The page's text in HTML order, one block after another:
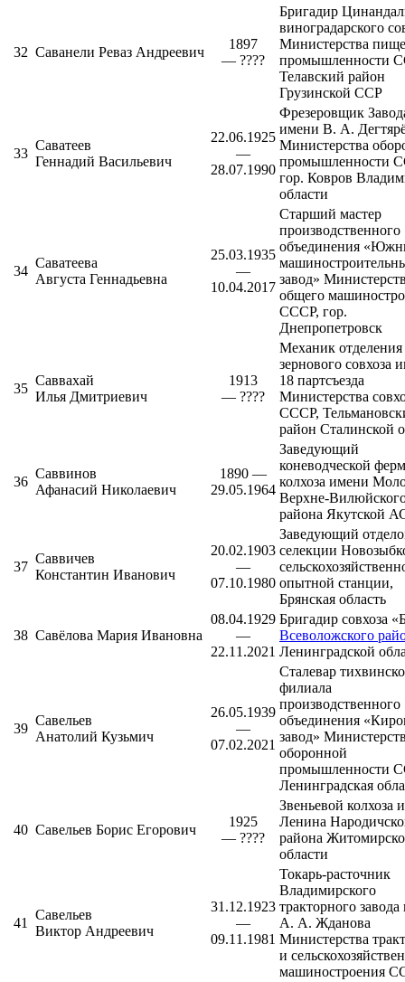
32 Саванели Реваз Андреевич
1897
— ????
Бригадир
виноградарского
Министерства
промышленности
Телавский район
Грузинской ССР
33
Саватеев
Геннадий Васильевич
22.06.1925
—
28.07.1990
Фрезеровщик
имени В. А.
Министерства
промышленности
гор. Ковров
области
34
Саватеева
Августа Геннадьевна
25.03.1935
—
10.04.2017
Старший мастер
производственного
объединения
завод»
общего
СССР, гор.
Днепропетровск
35
Саввахай
Илья Дмитриевич
1913
— ????
Механик отделения
зернового совхоза
18 партсъезда
Министерства
СССР,
район Сталинской
36
Саввинов
Афанасий Николаевич
1890 —
29.05.1964
Заведующий
коневодческой
колхоза имени
Верхне-
района Якутской
37
Саввичев
Константин Иванович
20.02.1903
—
07.10.1980
Заведующий
селекции
опытной станции,
Брянская область
38 Савёлова Мария Ивановна
08.04.1929
—
22.11.2021
Бригадир совхоза
Всеволожского
Ленинградской
39
Савельев
Анатолий Кузьмич
26.05.1939
—
07.02.2021
Сталевар
филиала
производственного
объединения «
завод»
оборонной
промышленности
Ленинградская
40 Савельев Борис Егорович
1925
— ????
Звеньевой колхоза
Ленина
района
области
41
Савельев
Виктор Андреевич
31.12.1923
—
09.11.1981
Токарь-расточник
Владимирского
тракторного
А. А. Жданова
Министерства
и
машиностроения